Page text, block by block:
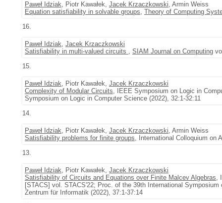
Paweł Idziak, Piotr Kawałek, Jacek Krzaczkowski, Armin Weiss
Equation satisfiability in solvable groups, Theory of Computing
16.
Paweł Idziak, Jacek Krzaczkowski
Satisfiability in multi-valued circuits , SIAM Journal on Computing
15.
Paweł Idziak, Piotr Kawałek, Jacek Krzaczkowski
Complexity of Modular Circuits, IEEE Symposium on Logic in
Symposium on Logic in Computer Science (2022), 32:1-32:11
14.
Paweł Idziak, Piotr Kawałek, Jacek Krzaczkowski, Armin Weiss
Satisfiability problems for finite groups, International Colloquium on
13.
Paweł Idziak, Piotr Kawałek, Jacek Krzaczkowski
Satisfiability of Circuits and Equations over Finite Malcev Algebras,
[STACS] vol. STACS'22; Proc. of the 39th International
Zentrum für Informatik (2022), 37:1-37:14